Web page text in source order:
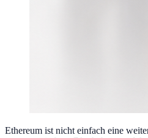
Ethereum ist nicht einfach eine